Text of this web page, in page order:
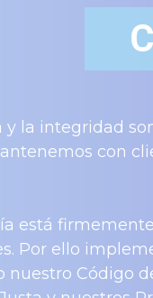
y la integridad
con
está
Por ello
nuestro Código